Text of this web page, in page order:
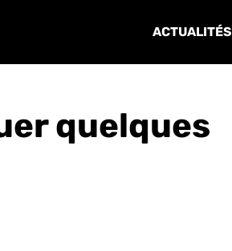
ACTUALITÉS
quelques